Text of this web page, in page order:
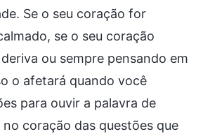
Se o seu coração for
se o seu coração
ou sempre pensando em
o afetará quando você
para ouvir a palavra de
no coração das questões que